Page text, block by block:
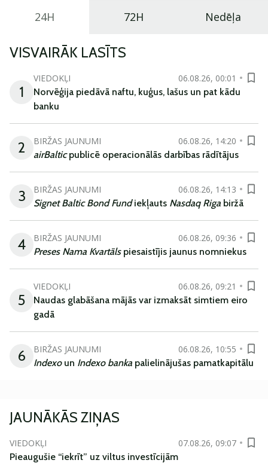
24H 72H Nedēļa
VISVAIRĀK LASĪTS
1
VIEDOKĻI
06.08.26, 00:01
Norvēģija piedāvā naftu, kuģus, lašus un pat kādu
banku
2 BIRŽAS JAUNUMI
06.08.26, 14:20
airBalticpublicē operacionālās darbības rādītājus
3 BIRŽAS JAUNUMI
06.08.26, 14:13
Signet Baltic Bond Fundiekļauts Nasdaq Riga biržā
4 BIRŽAS JAUNUMI
06.08.26, 09:36
Preses Nama Kvartāls piesaistījis jaunus nomniekus
5
VIEDOKĻI
06.08.26, 09:21
Naudas glabāšana mājās var izmaksāt simtiem eiro
gadā
6 BIRŽAS JAUNUMI
06.08.26, 10:55
Indexoun Indexo banka palielinājušas pamatkapitālu
JAUNĀKĀS ZIŅAS
VIEDOKĻI
07.08.26, 09:07
Pieaugušie “iekrīt” uz viltus investīcijām